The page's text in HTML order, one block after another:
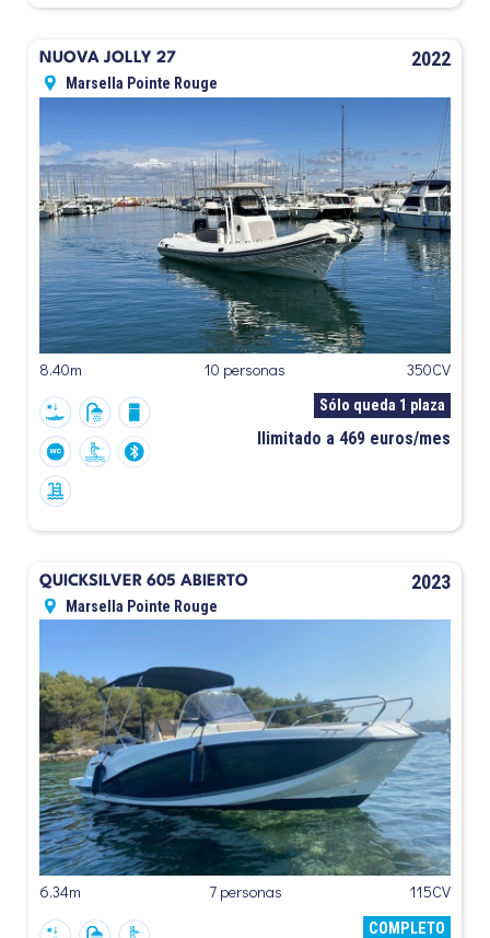
NUOVA JOLLY 27 2022
Marsella Pointe Rouge
8.40m 10 personas 350CV
Sólo queda 1 plaza
Ilimitado a 469 euros/mes
QUICKSILVER 605 ABIERTO 2023
Marsella Pointe Rouge
6.34m 7 personas 115CV
COMPLETO